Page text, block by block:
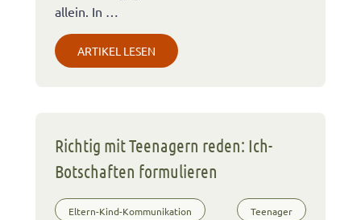
allein. In …
ARTIKEL LESEN
Richtig mit Teenagern reden: Ich-
Botschaften formulieren
Eltern-Kind-Kommunikation Teenager